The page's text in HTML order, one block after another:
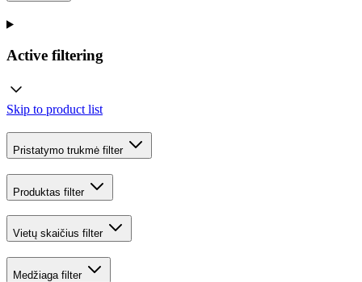
Active filtering
Skip to product list
Pristatymo trukmė filter
Produktas filter
Vietų skaičius filter
Medžiaga filter